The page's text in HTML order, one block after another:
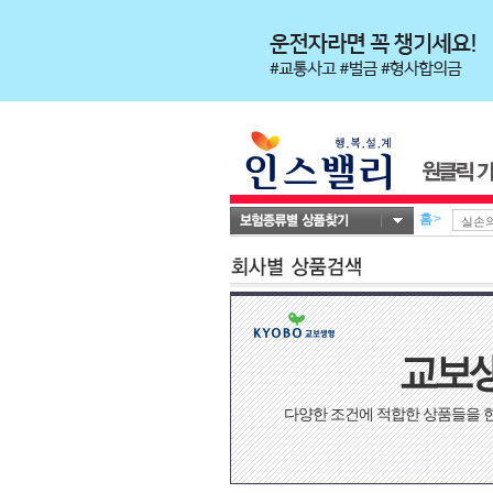
홈>
교보
다양한 조건에 적합한 상품들을